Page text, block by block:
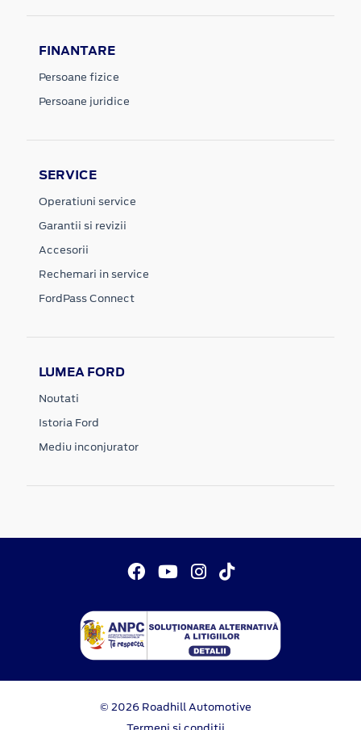
FINANTARE
Persoane fizice
Persoane juridice
SERVICE
Operatiuni service
Garantii si revizii
Accesorii
Rechemari in service
FordPass Connect
LUMEA FORD
Noutati
Istoria Ford
Mediu inconjurator
© 2026 Roadhill Automotive